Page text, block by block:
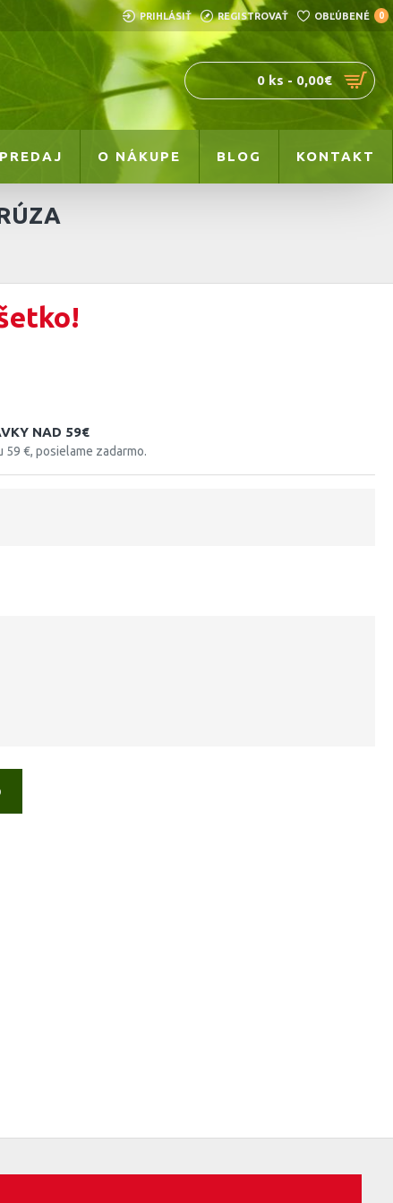
PRIHLÁSIŤ REGISTROVAŤ OBĽÚBENÉ 0
0 ks - 0,00€
O NÁKUPE BLOG KONTAKT
NAD 59€
€, posielame zadarmo.